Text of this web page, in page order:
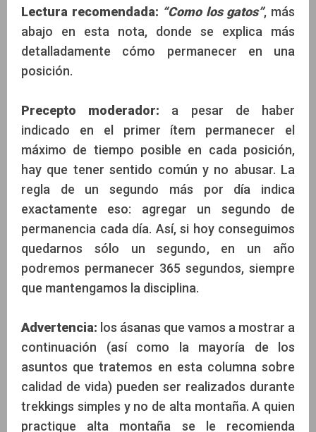
Lectura recomendada: “Como los gatos”, más
abajo en esta nota, donde se explica más
detalladamente cómo permanecer en una
posición.
Precepto moderador: a pesar de haber
indicado en el primer ítem permanecer el
máximo de tiempo posible en cada posición,
hay que tener sentido común y no abusar. La
regla de un segundo más por día indica
exactamente eso: agregar un segundo de
permanencia cada día. Así, si hoy conseguimos
quedarnos sólo un segundo, en un año
podremos permanecer 365 segundos, siempre
que mantengamos la disciplina.
Advertencia: los ásanas que vamos a mostrar a
continuación (así como la mayoría de los
asuntos que tratemos en esta columna sobre
calidad de vida) pueden ser realizados durante
trekkings simples y no de alta montaña. A quien
practique alta montaña se le recomienda